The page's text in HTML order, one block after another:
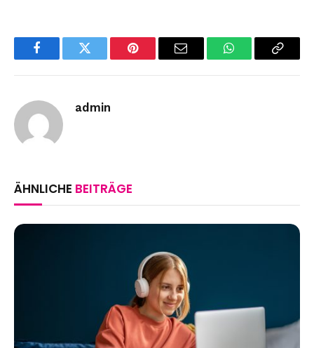
FacebookTwitter Pinterest Email WhatsAppCopy
admin
ÄHNLICHE BEITRÄGE